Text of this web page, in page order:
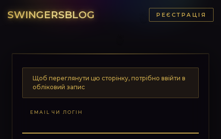
SWINGERSBLOG РЕЄСТРАЦІЯ
Щоб переглянути цю сторінку, потрібно ввійти в
обліковий запис
EMAIL ЧИ ЛОГІН